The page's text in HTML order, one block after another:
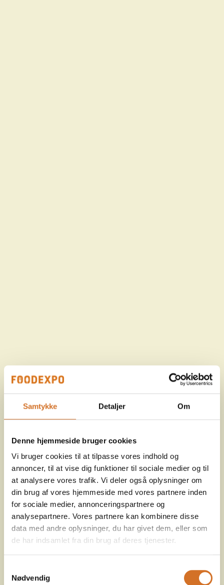
Samtykke Detaljer Om
Denne hjemmeside bruger cookies
Vi bruger cookies til at tilpasse vores indhold og
annoncer, til at vise dig funktioner til sociale medier og til
at analysere vores trafik. Vi deler også oplysninger om
din brug af vores hjemmeside med vores partnere inden
for sociale medier, annonceringspartnere og
analysepartnere. Vores partnere kan kombinere disse
data med andre oplysninger, du har givet dem, eller som
de har indsamlet fra din brug af deres tjenester.
Nødvendig